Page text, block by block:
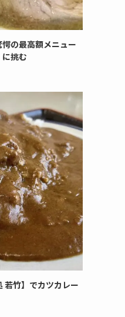
愕の最高額メニュー
に挑む
若竹】でカツカレー